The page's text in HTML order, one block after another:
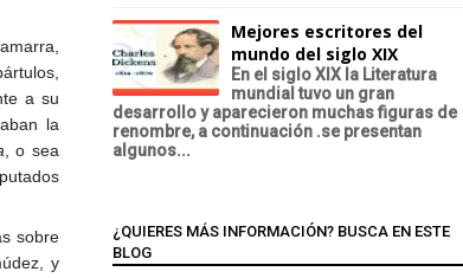
a su
la
, o sea
sobre
y
Mejores escritores del
mundo del siglo XIX
En el siglo XIX la Literatura
mundial tuvo un gran
desarrollo y aparecieron muchas figuras de
renombre, a continuación .se presentan
algunos...
¿QUIERES MÁS INFORMACIÓN? BUSCA EN ESTE
BLOG